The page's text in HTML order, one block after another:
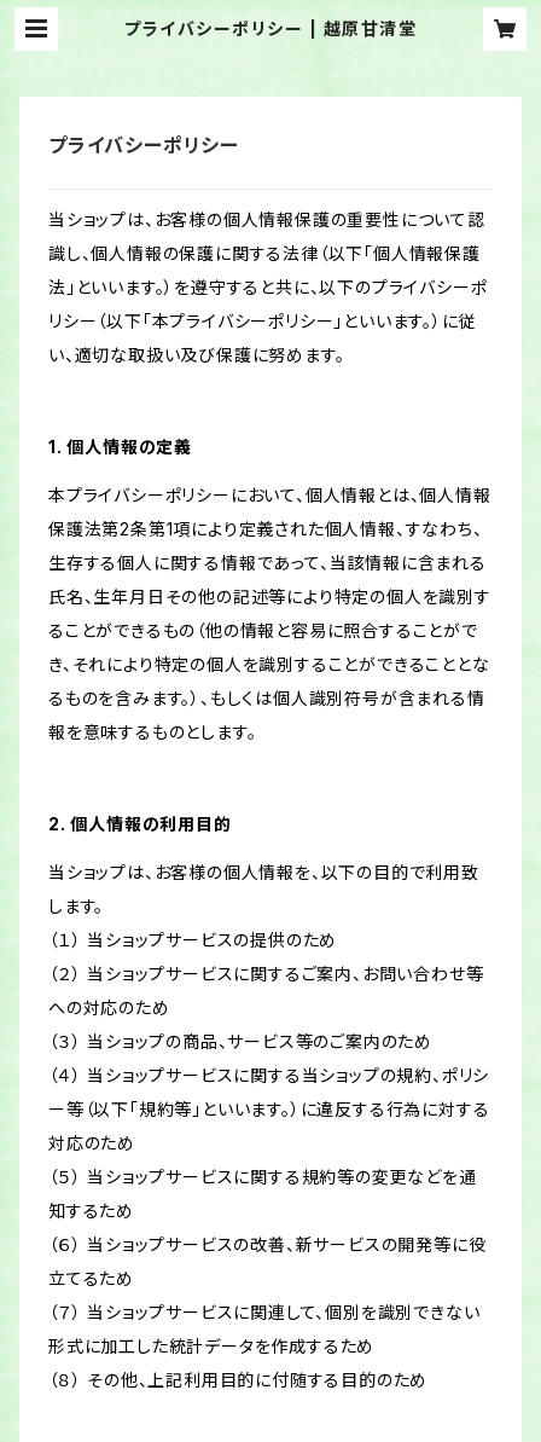
プライバシーポリシー | 越原甘清堂
プライバシーポリシー
当ショップは、お客様の個人情報保護の重要性について認
識し、個人情報の保護に関する法律（以下「個人情報保護
法」といいます。）を遵守すると共に、以下のプライバシーポ
リシー（以下「本プライバシーポリシー」といいます。）に従
い、適切な取扱い及び保護に努めます。
1. 個人情報の定義
本プライバシーポリシーにおいて、個人情報とは、個人情報
保護法第2条第1項により定義された個人情報、すなわち、
生存する個人に関する情報であって、当該情報に含まれる
氏名、生年月日その他の記述等により特定の個人を識別す
ることができるもの（他の情報と容易に照合することがで
き、それにより特定の個人を識別することができることとな
るものを含みます。）、もしくは個人識別符号が含まれる情
報を意味するものとします。
2. 個人情報の利用目的
当ショップは、お客様の個人情報を、以下の目的で利用致
します。
（１） 当ショップサービスの提供のため
（２） 当ショップサービスに関するご案内、お問い合わせ等
への対応のため
（３） 当ショップの商品、サービス等のご案内のため
（４） 当ショップサービスに関する当ショップの規約、ポリシ
ー等（以下「規約等」といいます。）に違反する行為に対する
対応のため
（５） 当ショップサービスに関する規約等の変更などを通
知するため
（６） 当ショップサービスの改善、新サービスの開発等に役
立てるため
（７） 当ショップサービスに関連して、個別を識別できない
形式に加工した統計データを作成するため
（８） その他、上記利用目的に付随する目的のため